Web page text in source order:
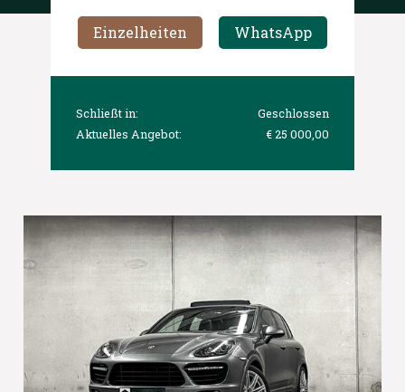
Einzelheiten WhatsApp
Schließt in:
Geschlossen
Aktuelles Angebot:
€ 25 000,00